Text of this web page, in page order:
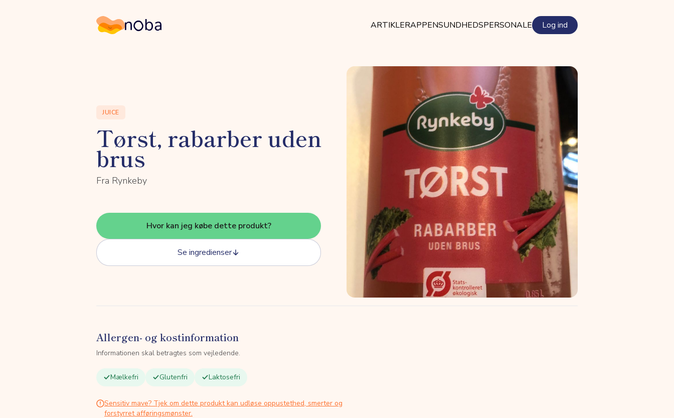
Noba ARTIKLERAPPENSUNDHEDSPERSONALE Log ind
JUICE
Tørst, rabarber uden
brus
Fra Rynkeby
Hvor kan jeg købe dette produkt?
Se ingredienser
Allergen- og kostinformation
Informationen skal betragtes som vejledende.
Mælkefri Glutenfri Laktosefri
Sensitiv mave? Tjek om dette produkt kan udløse oppustethed, smerter og
forstyrret afføringsmønster.